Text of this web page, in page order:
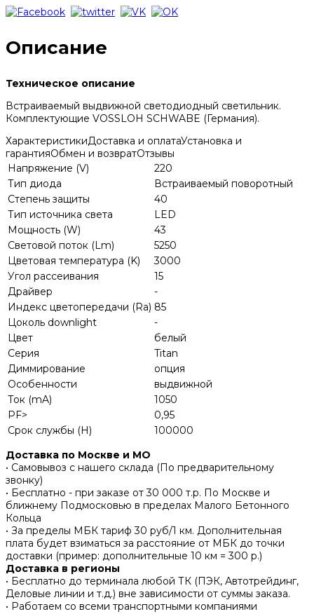
Описание
Техническое описание
Встраиваемый выдвижной светодиодный светильник.
Комплектующие VOSSLOH SCHWABE (Германия).
ХарактеристикиДоставка и оплатаУстановка и
гарантияОбмен и возвратОтзывы
Напряжение (V)
220
Тип диода
Встраиваемый поворотный
Степень защиты
40
Тип источника света
LED
Мощность (W)
43
Световой поток (Lm)
5250
Цветовая температура (K)
3000
Угол рассеивания
15
Драйвер
-
Индекс цветопередачи (Ra) 85
Цоколь downlight
-
Цвет
белый
Серия
Titan
Диммирование
опция
Особенности
выдвижной
Ток (mA)
1050
PF>
0,95
Срок службы (H)
100000
Доставка по Москве и МО
• Самовывоз с нашего склада (По предварительному
звонку)
• Бесплатно - при заказе от 30 000 т.р. По Москве и
ближнему Подмосковью в пределах Малого Бетонного
Кольца
• За пределы МБК тариф 30 руб/1 км. Дополнительная
плата будет взиматься за расстояние от МБК до точки
доставки (пример: дополнительные 10 км = 300 р.)
Доставка в регионы
• Бесплатно до терминала любой ТК (ПЭК, Автотрейдинг,
Деловые линии и т.д.) вне зависимости от суммы заказа.
• Работаем со всеми транспортными компаниями